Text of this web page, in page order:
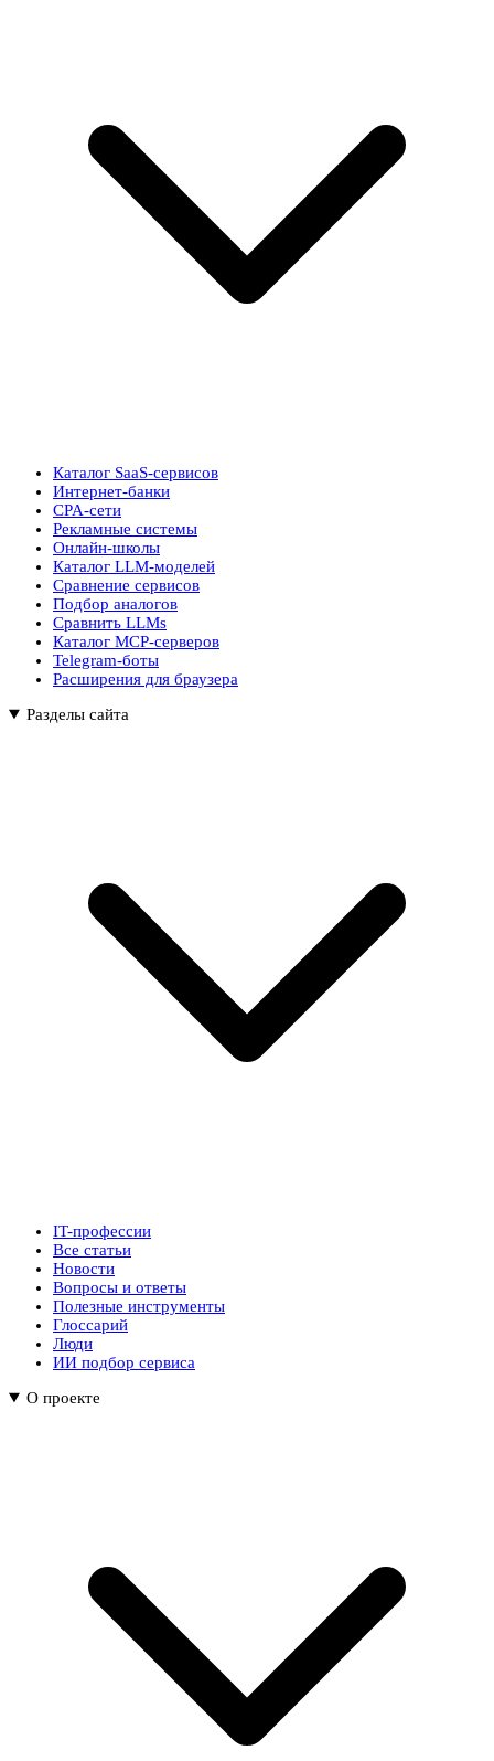
Каталог SaaS-сервисов
Интернет-банки
CPA-сети
Рекламные системы
Онлайн-школы
Каталог LLM-моделей
Сравнение сервисов
Подбор аналогов
Сравнить LLMs
Каталог MCP-серверов
Telegram-боты
Расширения для браузера
Разделы сайта
IT-профессии
Все статьи
Новости
Вопросы и ответы
Полезные инструменты
Глоссарий
Люди
ИИ подбор сервиса
О проекте